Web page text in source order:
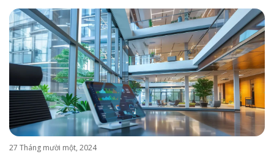
27 Tháng mười một, 2024